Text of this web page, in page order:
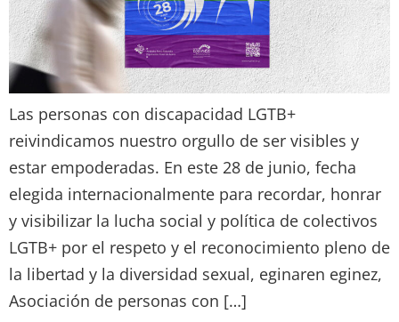
Las personas con discapacidad LGTB+
reivindicamos nuestro orgullo de ser visibles y
estar empoderadas. En este 28 de junio, fecha
elegida internacionalmente para recordar, honrar
y visibilizar la lucha social y política de colectivos
LGTB+ por el respeto y el reconocimiento pleno de
la libertad y la diversidad sexual, eginaren eginez,
Asociación de personas con […]